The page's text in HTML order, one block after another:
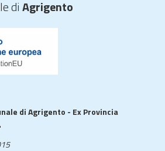
diAgrigento
di Agrigento - Ex Provincia